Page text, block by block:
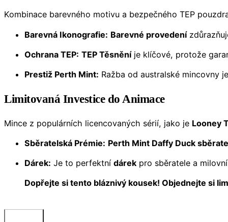
Kombinace barevného motivu a bezpečného TEP
Barevná Ikonografie: Barevné provedení
Ochrana TEP: TEP Těsněníje klíčové, protože
Prestiž Perth Mint: Ražba od australské mincovny
Limitovaná Investice do Animace
Mince z populárních licencovaných sérií, jako je Looney
Sběratelská Prémie: Perth Mint Daffy Duck
Dárek: Je to perfektní dárek pro sběratele a
Dopřejte si tento bláznivý kousek! Objednejte si